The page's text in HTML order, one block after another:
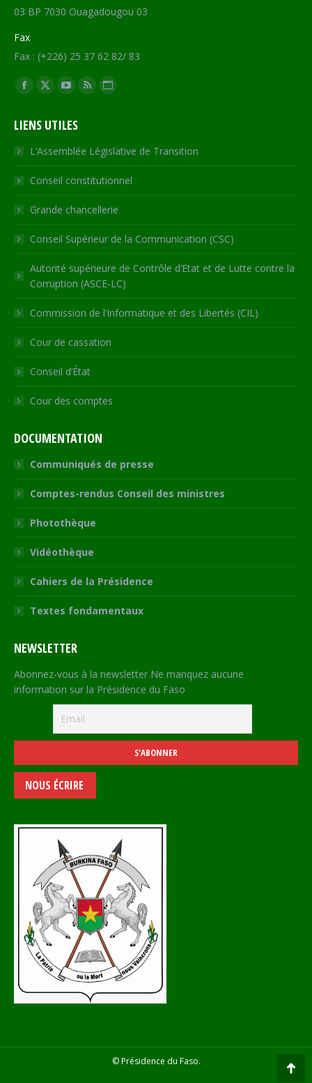
03 BP 7030 Ouagadougou 03
Fax
Fax : (+226) 25 37 62 82/ 83
Trouvez nous sur :
Facebook
opens
in
new
window
X
opens
in
new
window
YouTube
opens
in
new
window
RSS
in
new
window
Site
opens
in
new
LIENS UTILES
L’Assemblée Législative de Transition
Conseil constitutionnel
Grande chancellerie
Conseil Supérieur de la Communication (CSC)
Autorité supérieure de Contrôle d’Etat et de Lutte contre la
Corruption (ASCE-LC)
Commission de l’Informatique et des Libertés (CIL)
Cour de cassation
Conseil d’État
Cour des comptes
DOCUMENTATION
Communiqués de presse
Comptes-rendus Conseil des ministres
Photothèque
Vidéothèque
Cahiers de la Présidence
Textes fondamentaux
NEWSLETTER
Abonnez-vous à la newsletter Ne manquez aucune
information sur la Présidence du Faso
NOUS ÉCRIRE
© Présidence du Faso.
Go